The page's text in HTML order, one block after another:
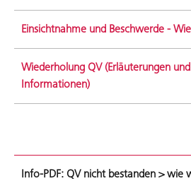
Einsichtnahme und Beschwerde -
Wiederholung QV (Erläuterungen
Informationen)
Info-PDF: QV nicht bestanden > wie